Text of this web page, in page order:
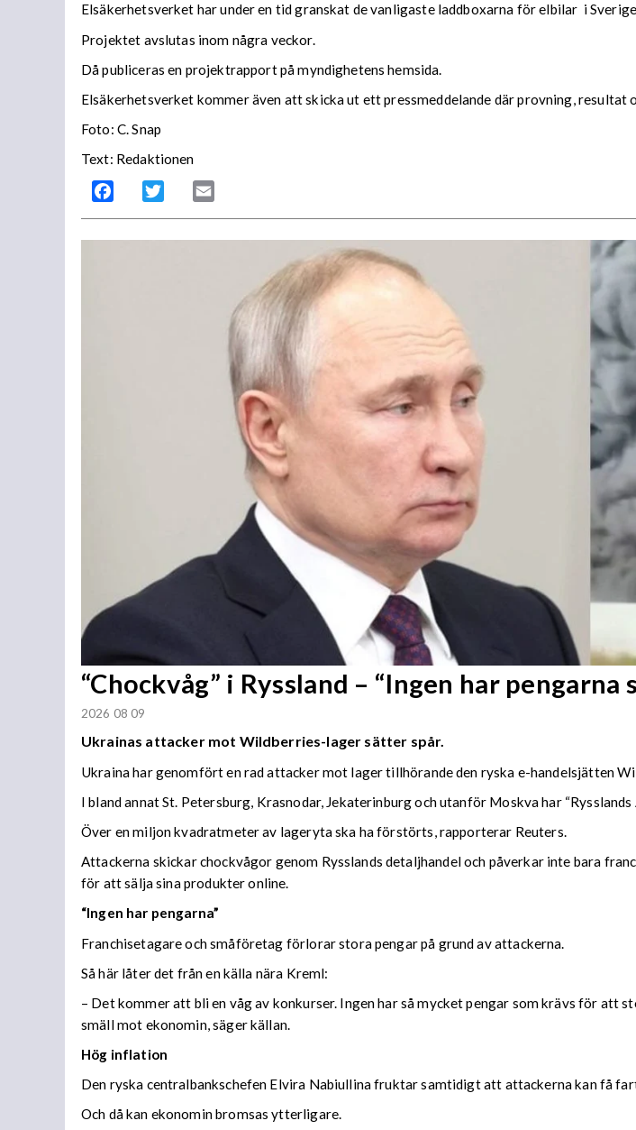
Elsäkerhetsverket har under en tid granskat de vanligaste laddboxarna för elbilar i
Projektet avslutas inom några veckor.
Då publiceras en projektrapport på myndighetens hemsida.
Elsäkerhetsverket kommer även att skicka ut ett pressmeddelande där provning, resultat
Foto: C. Snap
Text: Redaktionen
Facebook Twitter
“Chockvåg” i Ryssland – “Ingen har pengarna
2026 08 09
Ukrainas attacker mot Wildberries-lager sätter spår.
Ukraina har genomfört en rad attacker mot lager tillhörande den ryska e-handelsjätten
I bland annat St. Petersburg, Krasnodar, Jekaterinburg och utanför Moskva har
Över en miljon kvadratmeter av lageryta ska ha förstörts, rapporterar Reuters.
Attackerna skickar chockvågor genom Rysslands detaljhandel och påverkar inte bara
för att sälja sina produkter online.
“Ingen har pengarna”
Franchisetagare och småföretag förlorar stora pengar på grund av attackerna.
Så här låter det från en källa nära Kreml:
– Det kommer att bli en våg av konkurser. Ingen har så mycket pengar som krävs för att
smäll mot ekonomin, säger källan.
Hög inflation
Den ryska centralbankschefen Elvira Nabiullina fruktar samtidigt att attackerna kan få
Och då kan ekonomin bromsas ytterligare.